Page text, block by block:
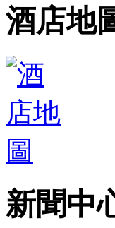
酒店地
新聞中